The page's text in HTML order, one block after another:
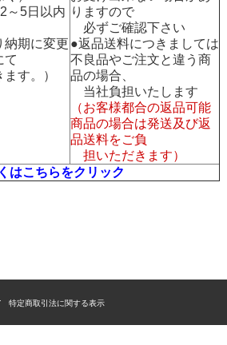
～5日以内
期に変更
て
す。）
りますので
必ずご確認下さい
●返品送料につきましては
不良品やご注文と違う商
品の場合、
当社負担いたします
（お客様都合の返品可能
商品の場合は発送及び返
品送料をご負
担いただきます）
はこちらをクリック
特定商取引法に関する表示